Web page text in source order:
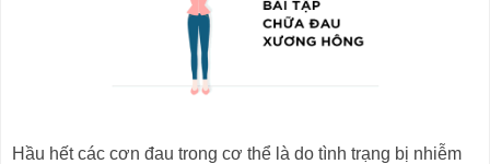
Hầu hết các cơn đau trong cơ thể là do tình trạng bị nhiễm